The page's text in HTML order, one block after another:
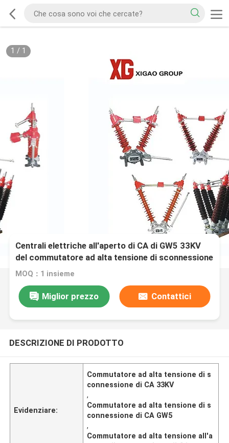
1 / 1
Centrali elettriche all'aperto di CA di GW5 33KV
del commutatore ad alta tensione di sconnessione
MOQ：1 insieme
Miglior prezzo Contattici
DESCRIZIONE DI PRODOTTO
Evidenziare:
Commutatore ad alta tensione di s
connessione di CA 33KV
,
Commutatore ad alta tensione di s
connessione di CA GW5
,
Commutatore ad alta tensione all'a